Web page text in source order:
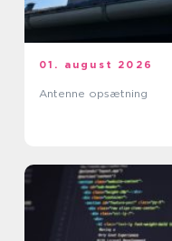
01. august 2026
Antenne opsætning